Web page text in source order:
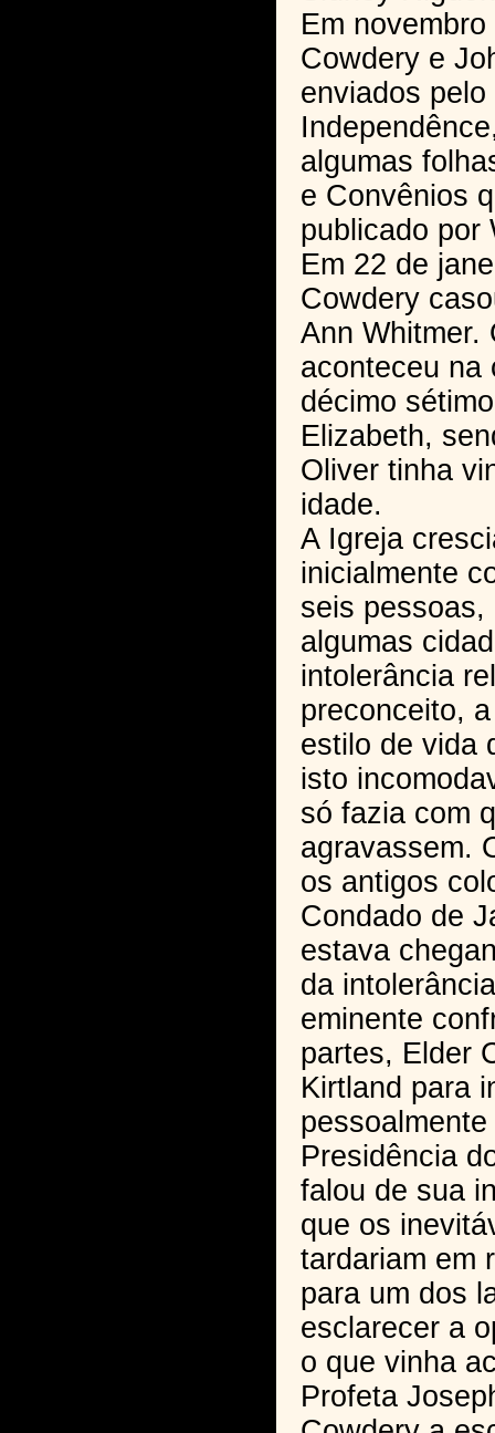
Em
Cowdery e
enviados
algumas
e Convênios
publicado por
Em 22 de
Cowdery
Ann Whitmer.
aconteceu na
décimo
Elizabeth,
Oliver tinha
idade.
A Igreja
inicialmente
seis pessoas,
algumas
intolerância
preconceito,
estilo de vida
isto
só fazia com
agravassem.
os antigos
Condado de
estava
da
eminente
partes, Elder
Kirtland para
Presidência
falou de sua
que os
tardariam em
para um dos
esclarecer a
o que vinha
Profeta